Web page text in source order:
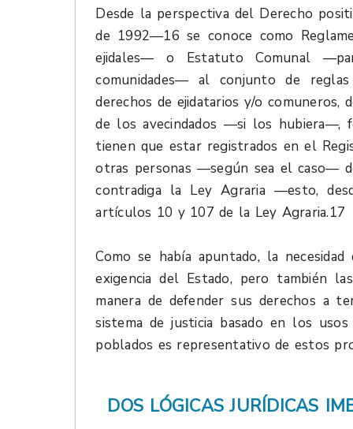
Desde la perspectiva del Derecho
de 1992—16 se conoce como
ejidales— o Estatuto Comunal
comunidades— al conjunto de
derechos de ejidatarios y/o comuneros,
de los avecindados —si los hubiera—,
tienen que estar registrados en el
otras personas —según sea el caso—
contradiga la Ley Agraria —esto,
artículos 10 y 107 de la Ley Agraria.17
Como se había apuntado, la
exigencia del Estado, pero también
manera de defender sus derechos a
sistema de justicia basado en los
poblados es representativo de estos
DOS LÓGICAS JURÍDICAS